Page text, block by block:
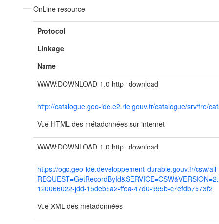
OnLine resource
Protocol
Linkage
Name
WWW:DOWNLOAD-1.0-http--download
http://catalogue.geo-ide.e2.rie.gouv.fr/catalogue/srv/fre/
Vue HTML des métadonnées sur internet
WWW:DOWNLOAD-1.0-http--download
https://ogc.geo-ide.developpement-durable.gouv.fr/csw/
120066022-jdd-15deb5a2-ffea-47d0-995b-c7efdb7573f2
Vue XML des métadonnées